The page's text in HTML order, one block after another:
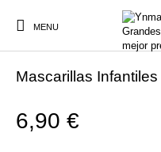
MENU
PREVENCIÓN COVID /
Mascarillas
6,90€